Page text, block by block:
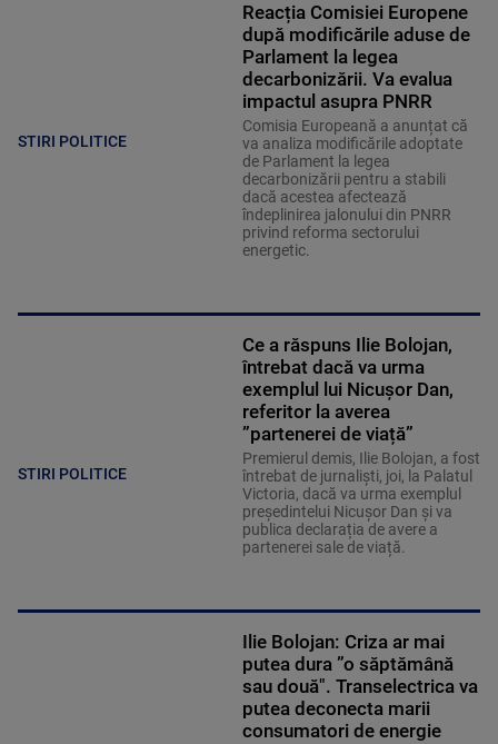
STIRI POLITICE
Reacția Comisiei Europene
după modificările aduse de
Parlament la legea
decarbonizării. Va evalua
impactul asupra PNRR
Comisia Europeană a anunțat că
va analiza modificările adoptate
de Parlament la legea
decarbonizării pentru a stabili
dacă acestea afectează
îndeplinirea jalonului din PNRR
privind reforma sectorului
energetic.
STIRI POLITICE
Ce a răspuns Ilie Bolojan,
întrebat dacă va urma
exemplul lui Nicușor Dan,
referitor la averea
”partenerei de viață”
Premierul demis, Ilie Bolojan, a fost
întrebat de jurnaliști, joi, la Palatul
Victoria, dacă va urma exemplul
președintelui Nicușor Dan și va
publica declarația de avere a
partenerei sale de viață.
Ilie Bolojan: Criza ar mai
putea dura ”o săptămână
sau două". Transelectrica va
putea deconecta marii
consumatori de energie